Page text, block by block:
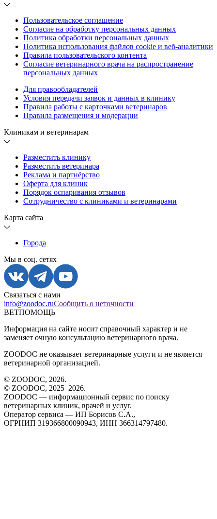
Пользовательское соглашение
Согласие на обработку персональных данных
Политика обработки персональных данных
Политика использования файлов cookie и веб-аналитики
Правила пользовательского контента
Согласие ветеринарного врача на распространение
персональных данных
Для правообладателей
Условия передачи заявок и данных в клинику
Правила работы с карточками ветеринаров
Правила размещения и модерации
Клиникам и ветеринарам
Разместить клинику
Разместить ветеринара
Реклама и партнёрство
Оферта для клиник
Порядок оспаривания отзывов
Сотрудничество с клиниками и ветеринарами
Карта сайта
Города
Мы в соц. сетях
Связаться с нами
info@zoodoc.ruСообщить о неточности
ВЕТПОМОЩЬ
Информация на сайте носит справочный характер и не
заменяет очную консультацию ветеринарного врача.
ZOODOC не оказывает ветеринарные услуги и не является
ветеринарной организацией.
© ZOODOC, 2026.
© ZOODOC, 2025–2026.
ZOODOC — информационный сервис по поиску
ветеринарных клиник, врачей и услуг.
Оператор сервиса — ИП Борисов С.А.,
ОГРНИП 319366800090943, ИНН 366314797480.